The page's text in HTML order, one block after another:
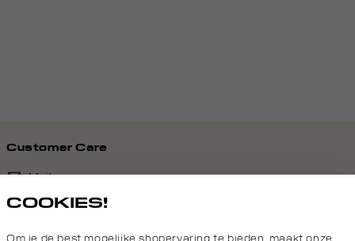
Customer Care
Mail ons
COOKIES!